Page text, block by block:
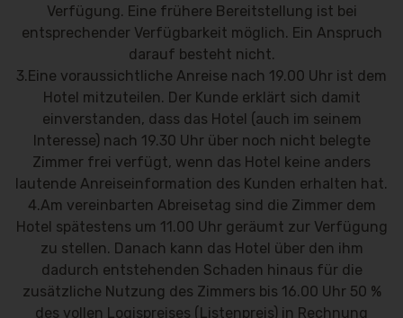
Verfügung. Eine frühere Bereitstellung ist bei
entsprechender Verfügbarkeit möglich. Ein Anspruch
darauf besteht nicht.
3.Eine voraussichtliche Anreise nach 19.00 Uhr ist dem
Hotel mitzuteilen. Der Kunde erklärt sich damit
einverstanden, dass das Hotel (auch im seinem
Interesse) nach 19.30 Uhr über noch nicht belegte
Zimmer frei verfügt, wenn das Hotel keine anders
lautende Anreiseinformation des Kunden erhalten hat.
4.Am vereinbarten Abreisetag sind die Zimmer dem
Hotel spätestens um 11.00 Uhr geräumt zur Verfügung
zu stellen. Danach kann das Hotel über den ihm
dadurch entstehenden Schaden hinaus für die
zusätzliche Nutzung des Zimmers bis 16.00 Uhr 50 %
des vollen Logispreises (Listenpreis) in Rechnung